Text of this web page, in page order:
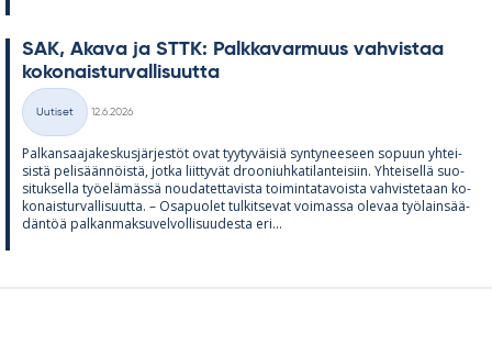
SAK, Akava ja STTK: Palk­ka­var­muus vah­vis­taa
ko­ko­nais­tur­val­li­suutta
Kategoriat
Uutiset
12.6.2026
Pal­kan­saa­ja­kes­kus­jär­jes­töt ovat tyy­ty­väi­siä syn­ty­nee­seen so­puun yh­tei­
sistä pe­li­sään­nöistä, jotka liit­ty­vät droo­niuh­ka­ti­lan­tei­siin. Yh­tei­sellä suo­
si­tuk­sella työ­elä­mässä nou­da­tet­ta­vista toi­min­ta­ta­voista vah­vis­te­taan ko­
ko­nais­tur­val­li­suutta. – Os­a­puo­let tul­kit­se­vat voi­massa ole­vaa työ­lain­sää­
dän­töä pal­kan­mak­su­vel­vol­li­suu­desta eri...